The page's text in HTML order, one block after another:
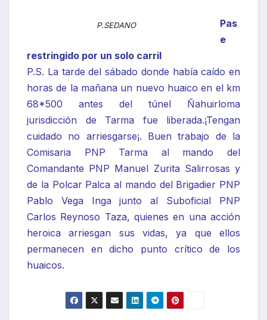
P.SEDANO
Pas
e
restringido por un solo carril
P.S. La tarde del sábado donde había caído en
horas de la mañana un nuevo huaico en el km
68*500 antes del túnel Ñahuirloma
jurisdicción de Tarma fue liberada.¡Tengan
cuidado no arriesgarse¡. Buen trabajo de la
Comisaria PNP Tarma al mando del
Comandante PNP Manuel Zurita Salirrosas y
de la Polcar Palca al mando del Brigadier PNP
Pablo Vega Inga junto al Suboficial PNP
Carlos Reynoso Taza, quienes en una acción
heroica arriesgan sus vidas, ya que ellos
permanecen en dicho punto crítico de los
huaicos.